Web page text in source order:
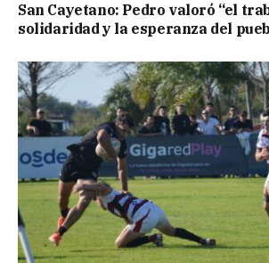
San Cayetano: Pedro valoró “el
solidaridad y la esperanza del